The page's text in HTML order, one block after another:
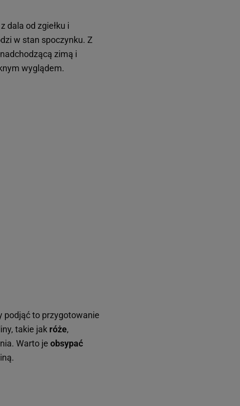
dala od zgiełku i
w stan spoczynku. Z
zimą i
wyglądem.
podjąć to przygotowanie
takie jak róże,
Warto je obsypać